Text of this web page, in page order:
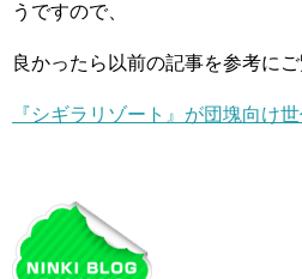
うですので、
良かったら以前の記事を参考にご
『シギラリゾート』が団塊向け